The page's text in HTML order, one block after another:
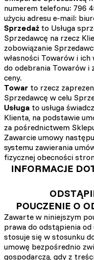
numerem telefonu: 796
użyciu adresu e-mail:
Sprzedaż to Usługa
Sprzedawcę na rzecz
zobowiązanie
własności Towarów i
do odebrania Towarów i
ceny.
Towar to rzecz
Sprzedawcę w celu
Usługa to usługa
Klienta, na podstawie
za pośrednictwem
Zawarcie umowy
systemu zawierania
fizycznej obecności
INFORMACJE
POUCZENIE O
Zawarte w niniejszym
prawa do odstąpienia
stosuje się w stosunku
umowę bezpośrednio
gospodarczą, gdy z